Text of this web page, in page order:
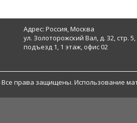
Адрес: Россия, Москва
ул. Золоторожский Вал, д. 32, стр. 5,
подъезд 1, 1 этаж, офис 02
Все права защищены. Использование